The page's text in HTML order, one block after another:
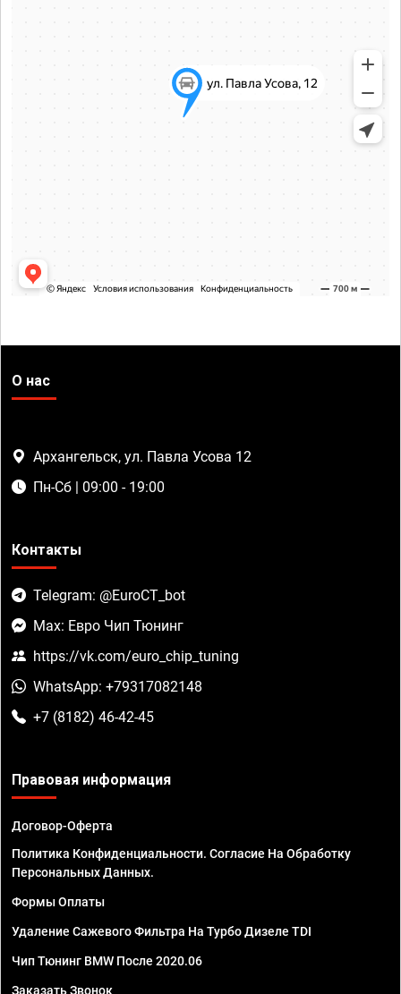
О нас
Архангельск, ул. Павла Усова 12
Пн-Сб | 09:00 - 19:00
Контакты
Telegram: @EuroCT_bot
Max: Евро Чип Тюнинг
https://vk.com/euro_chip_tuning
WhatsApp: +79317082148
+7 (8182) 46-42-45
Правовая информация
Договор-Оферта
Политика Конфиденциальности. Согласие На Обработку
Персональных Данных.
Формы Оплаты
Удаление Сажевого Фильтра На Турбо Дизеле TDI
Чип Тюнинг BMW После 2020.06
Заказать Звонок